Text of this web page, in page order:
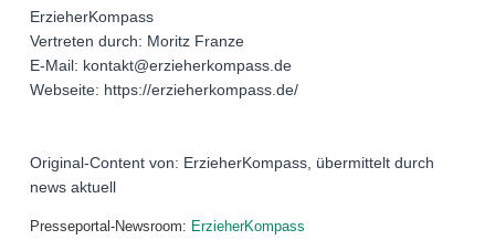
ErzieherKompass
Vertreten durch: Moritz Franze
E-Mail: kontakt@erzieherkompass.de
Webseite: https://erzieherkompass.de/
Original-Content von: ErzieherKompass, übermittelt durch
news aktuell
Presseportal-Newsroom: ErzieherKompass